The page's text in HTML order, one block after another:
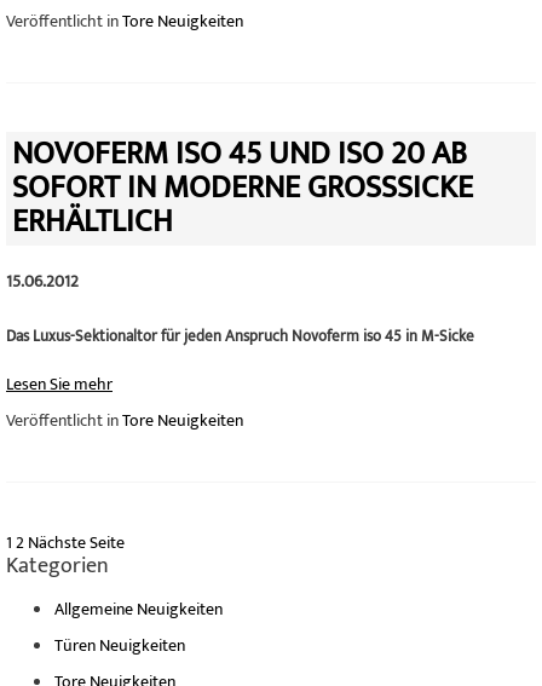
Veröffentlicht inTore Neuigkeiten
NOVOFERM ISO 45 UND ISO 20 AB
SOFORT IN MODERNE GROSSSICKE E
RHÄLTLICH
15.06.2012
Das Luxus-Sektionaltor für jeden Anspruch Novoferm iso 45 in M-Sicke
Lesen Sie mehr
Veröffentlicht inTore Neuigkeiten
12Nächste Seite
Kategorien
Allgemeine Neuigkeiten
Türen Neuigkeiten